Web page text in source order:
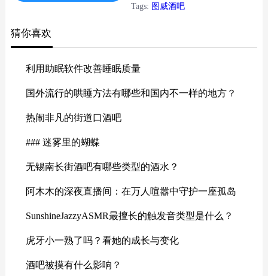
是当地人的最爱。
Tags: 图威酒吧
猜你喜欢
利用助眠软件改善睡眠质量
国外流行的哄睡方法有哪些和国内不一样的地方？
热闹非凡的街道口酒吧
### 迷雾里的蝴蝶
无锡南长街酒吧有哪些类型的酒水？
阿木木的深夜直播间：在万人喧嚣中守护一座孤岛
SunshineJazzyASMR最擅长的触发音类型是什么？
虎牙小一熟了吗？看她的成长与变化
酒吧被摸有什么影响？